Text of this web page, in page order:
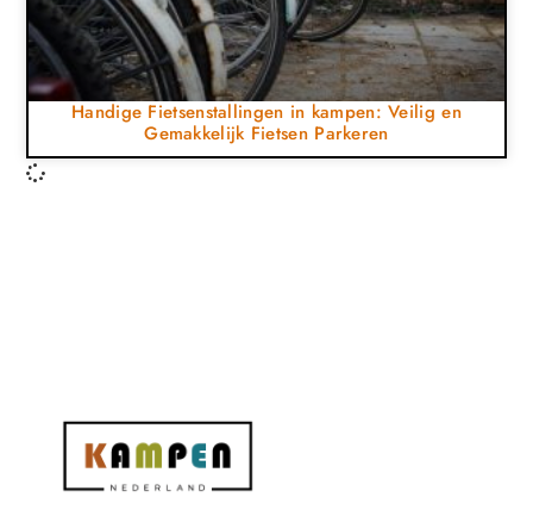
Handige Fietsenstallingen in kampen: Veilig en
Gemakkelijk Fietsen Parkeren